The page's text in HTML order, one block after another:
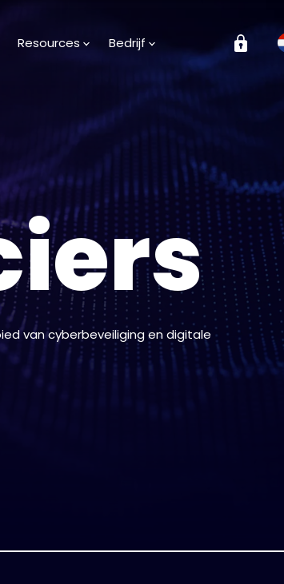
Resources Bedrijf
van cyberbeveiliging en digitale